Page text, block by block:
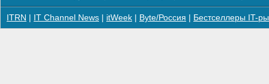
ITRN IT Channel News itWeek Byte/Россия Бестселлеры IT-